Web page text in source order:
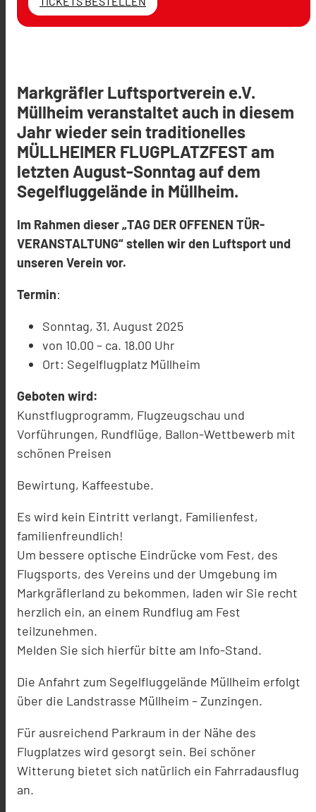
Markgräfler Luftsportverein e.V.
Müllheim veranstaltet auch in diesem
Jahr wieder sein traditionelles
MÜLLHEIMER FLUGPLATZFESTam
letzten August-Sonntag auf dem
Segelfluggelände in Müllheim.
Im Rahmen dieser „TAG DER OFFENEN TÜR-
VERANSTALTUNG“ stellen wir den Luftsport und
unseren Verein vor.
Termin:
Sonntag, 31. August 2025
von 10.00 – ca. 18.00 Uhr
Ort: Segelflugplatz Müllheim
Geboten wird:
Kunstflugprogramm, Flugzeugschau und
Vorführungen, Rundflüge, Ballon-Wettbewerb mit
schönen Preisen
Bewirtung, Kaffeestube.
Es wird kein Eintritt verlangt, Familienfest,
familienfreundlich!
Um bessere optische Eindrücke vom Fest, des
Flugsports, des Vereins und der Umgebung im
Markgräflerland zu bekommen, laden wir Sie recht
herzlich ein, an einem Rundflug am Fest
teilzunehmen.
Melden Sie sich hierfür bitte am Info-Stand.
Die Anfahrt zum Segelfluggelände Müllheim erfolgt
über die Landstrasse Müllheim – Zunzingen.
Für ausreichend Parkraum in der Nähe des
Flugplatzes wird gesorgt sein. Bei schöner
Witterung bietet sich natürlich ein Fahrradausflug
an.